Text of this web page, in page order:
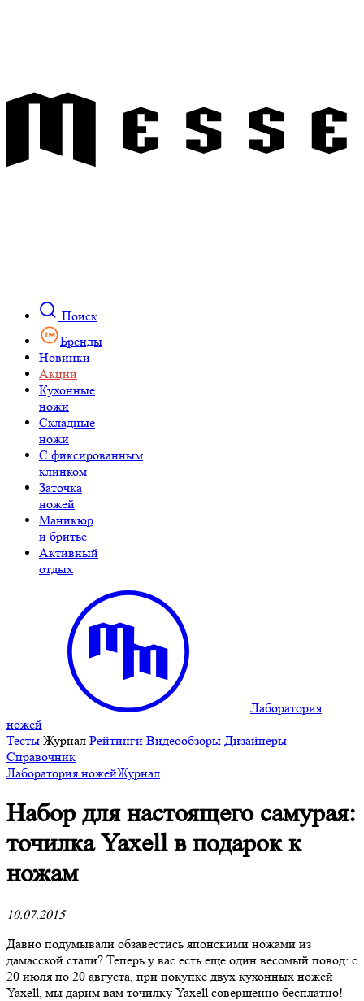
Поиск
Бренды
Новинки
Акции
Кухонные
ножи
Складные
ножи
C фиксированным
клинком
Заточка
ножей
Маникюр
и бритье
Активный
отдых
Лаборатория
ножей
Тесты Журнал Рейтинги Видеообзоры Дизайнеры
Справочник
Лаборатория ножейЖурнал
​Набор для настоящего самурая:
точилка Yaxell в подарок к
ножам
10.07.2015
Давно подумывали обзавестись японскими ножами из
дамасской стали? Теперь у вас есть еще один весомый повод: с
20 июля по 20 августа, при покупке двух кухонных ножей
Yaxell, мы дарим вам точилку Yaxell совершенно бесплатно!